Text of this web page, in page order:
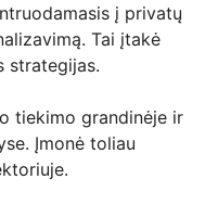
į privatų
Tai įtakė
strategijas.
tiekimo grandinėje ir
Įmonė toliau